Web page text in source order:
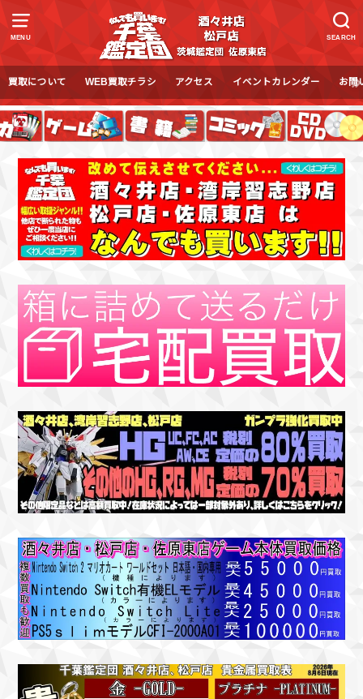
MENU SEARCH
買取について WEB買取チラシ アクセス イベントカレンダー お問